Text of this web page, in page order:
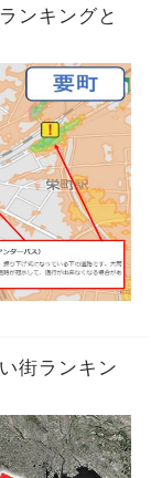
ンキングと
街ランキン